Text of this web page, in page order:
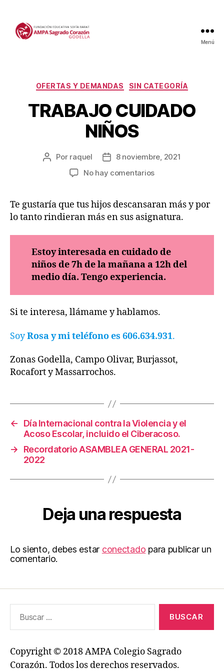
Menú
Categorías
OFERTAS Y DEMANDAS SIN CATEGORÍA
TRABAJO CUIDADO
NIÑOS
Autor
Por raquel
Fecha
la
8 noviembre, 2021
No hay comentariosen
NIÑOS
Te gustaría que tus hijos descansaran más y por
lo tanto rindieran más en sus asignatura.
Estoy interesada en cuidado de
niños de 7h de la mañana a 12h del
medio día. Tengo experiencia.
Si te interesa, llámame y hablamos.
SoyRosa y mi teléfono es 606.634.931.
Zonas Godella, Campo Olivar, Burjassot,
Rocafort y Massarrochos.
←
Día Internacional contra la Violencia y el
Acoso Escolar, incluido el Ciberacoso.
→
Recordatorio ASAMBLEA GENERAL 2021-
2022
Deja una respuesta
Lo siento, debes estar conectado para publicar un
comentario.
Copyright © 2018 AMPA Colegio Sagrado
Corazón. Todos los derechos reservados.